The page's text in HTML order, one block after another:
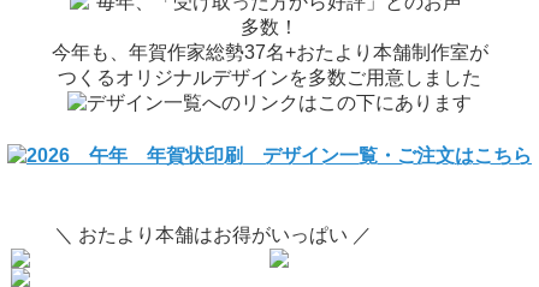
今年も、年賀作家総勢37名+おたより本舗制作室が
つくるオリジナルデザインを多数ご用意しました
＼ おたより本舗はお得がいっぱい ／